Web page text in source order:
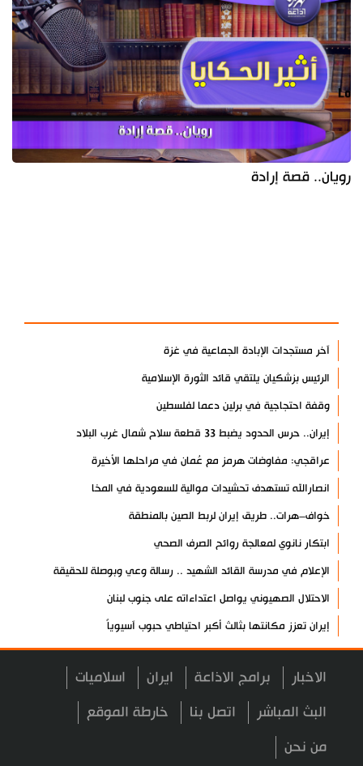
رويان.. قصة إرادة
آخر مستجدات الإبادة الجماعية في غزة
الرئيس بزشكيان يلتقي قائد الثورة الإسلامية
وقفة احتجاجية في برلين دعما لفلسطين
إيران.. حرس الحدود يضبط 33 قطعة سلاح شمال غرب البلاد
عراقجي: مفاوضات هرمز مع عُمان في مراحلها الأخيرة
انصارالله تستهدف تحشيدات موالية للسعودية في المخا
خواف–هرات.. طريق إيران لربط الصين بالمنطقة
ابتكار نانوي لمعالجة روائح الصرف الصحي
الإعلام في مدرسة القائد الشهيد .. رسالة وعي وبوصلة للحقيقة
الاحتلال الصهيوني يواصل اعتداءاته على جنوب لبنان
إيران تعزز مكانتها بثالث أكبر احتياطي حبوب آسيوياً
اليمن يعلن استهداف منشأة نفطية في جيزان
خروقات صهيونية جديدة لوقف النار في غزة
إخلاء أمريكي لقاعدة الحرير في كردستان العراق
خبير: الردع الإيراني يعيد تشكيل المعادلات
الاخبار برامج الاذاعة ايران اسلاميات
البث المباشر اتصل بنا خارطة الموقع
من نحن